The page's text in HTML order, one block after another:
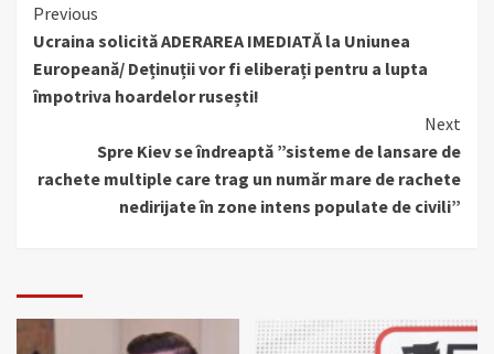
Continue
Reading
Previous
Ucraina solicită ADERAREA IMEDIATĂ la Uniunea
Europeană/ Deținuții vor fi eliberați pentru a lupta
împotriva hoardelor rusești!
Next
Spre Kiev se îndreaptă ”sisteme de lansare de
rachete multiple care trag un număr mare de rachete
nedirijate în zone intens populate de civili”